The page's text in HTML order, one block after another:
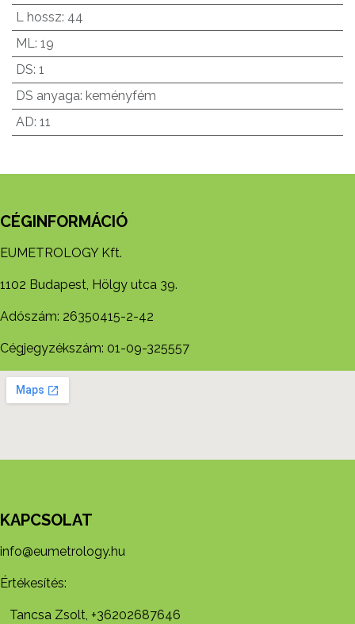
L hossz: 44
ML: 19
DS: 1
DS anyaga: keményfém
AD: 11
CÉGINFORMÁCIÓ
EUMETROLOGY Kft.
1102 Budapest, Hölgy utca 39.
Adószám: 26350415-2-42
Cégjegyzékszám: 01-09-325557
KAPCSOLAT
info@eumetrology.hu
Értékesítés:
Tancsa Zsolt, +36202687646